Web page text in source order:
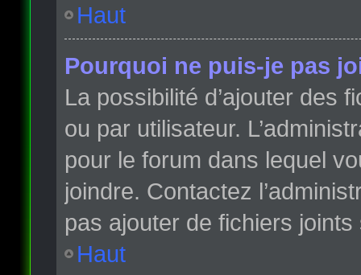
Haut
Pourquoi ne puis-je pas
La possibilité d’ajouter des
ou par utilisateur.
pour le forum dans lequel
joindre. Contactez
pas ajouter de fichiers
Haut